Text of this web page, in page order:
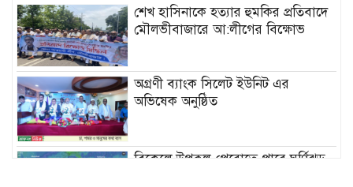
শেখ হাসিনাকে হত্যার হুমকির প্রতিবাদে
মৌলভীবাজারে আ:লীগের বিক্ষোভ
অগ্রণী ব্যাংক সিলেট ইউনিট এর
অভিষেক অনুষ্ঠিত
বিকেলে উপকূল পেরোতে পারে ঘূর্ণিঝড়